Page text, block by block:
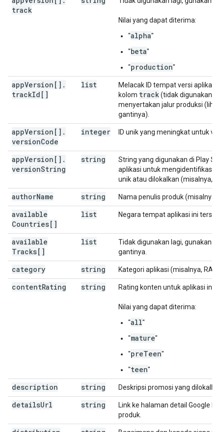
track
Nilai yang dapat diterima:
"alpha"
"beta"
"production"
appVersion[] .
trackId[]
list
Melacak ID tempat versi
kolom track(tidak digunakan
menyertakan jalur produksi
gantinya).
appVersion[] .
versionCode
integer ID unik yang meningkat untuk
appVersion[] .
versionString
string
String yang digunakan di Play
aplikasi untuk mengidentifikasi
unik atau dilokalkan (misalnya,
authorName string Nama penulis produk (misalnya,
available
Countries[]
list Negara tempat aplikasi ini
available
Tracks[]
list Tidak digunakan lagi, gunakan
gantinya.
category string Kategori aplikasi (misalnya,
contentRating string Rating konten untuk aplikasi ini.
Nilai yang dapat diterima:
"all"
"mature"
"preTeen"
"teen"
description string Deskripsi promosi yang
detailsUrl string
Link ke halaman detail Google
produk.